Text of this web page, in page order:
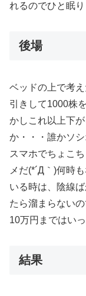
れるのでひと眠り
後場
ベッドの上で考
引きして1000株
かしこれ以上下
か・・・誰かソ
スマホでちょこ
メだ(*´Д｀)何時
いる時は、陰線
たら溜まらない
10万円まではい
結果